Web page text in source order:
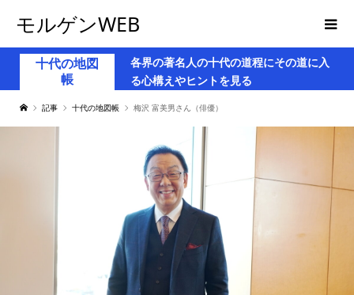
モルゲンWEB
十代の地図
帳
各界の著名人の十代の道程にその道に入
る心構えやヒントを見る
記事 十代の地図帳 梅沢 富美男さん（俳優）